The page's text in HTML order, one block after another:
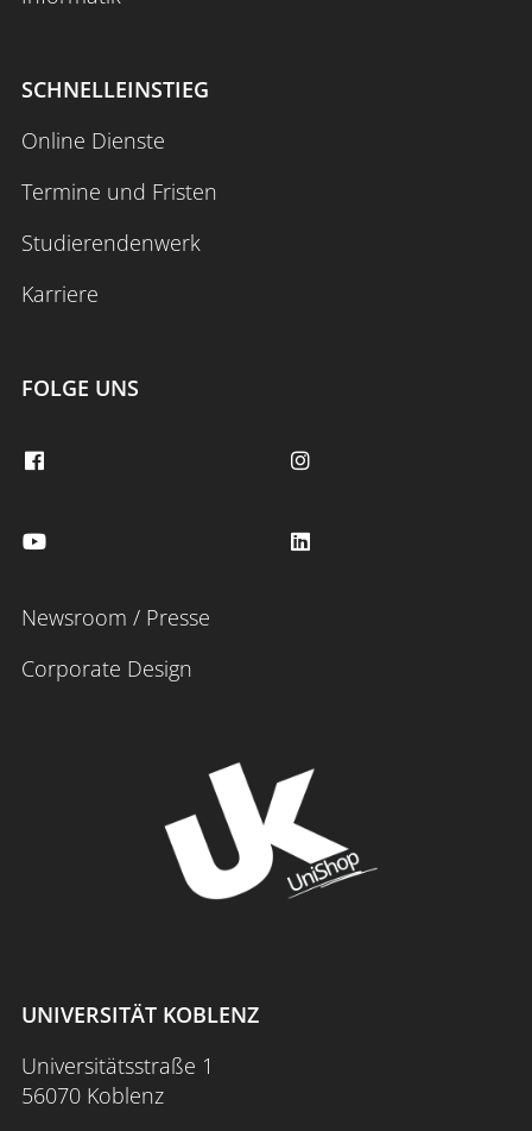
SCHNELLEINSTIEG
Online Dienste
Termine und Fristen
Studierendenwerk
Karriere
FOLGE UNS
Newsroom / Presse
Corporate Design
UNIVERSITÄT KOBLENZ
Universitätsstraße 1
56070 Koblenz